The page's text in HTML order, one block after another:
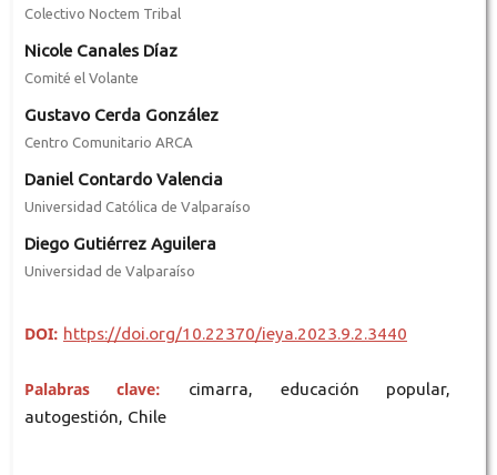
Colectivo Noctem Tribal
Nicole Canales Díaz
Comité el Volante
Gustavo Cerda González
Centro Comunitario ARCA
Daniel Contardo Valencia
Universidad Católica de Valparaíso
Diego Gutiérrez Aguilera
Universidad de Valparaíso
DOI: https://doi.org/10.22370/ieya.2023.9.2.3440
Palabras clave:
cimarra, educación popular,
autogestión, Chile